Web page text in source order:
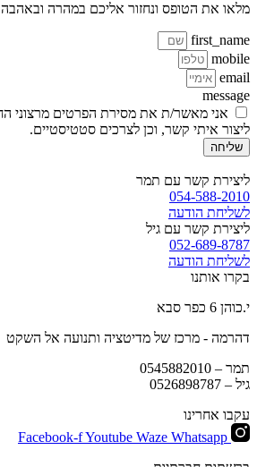
מלאו את הטופס ונחזור אליכם במהרה
first_name
mobile
email
message
אני מאשר/ת את מסירת הפרטים מרצוני
ליצור איתי קשר, וכן לצרכים סטטיסטיים.
שליחה
ליצירת קשר עם תמר
054-588-2010
לשליחת הודעה
ליצירת קשר עם גיל
052-689-8787
לשליחת הודעה
בקרו אותנו
י.כוהן 6 כפר סבא
דהרמה - מרכז של מדיטציה ותנועה אל השקט
תמר – 0545882010
גיל – 0526898787
עקבו אחרינו
Facebook-fYoutube Waze Whatsapp